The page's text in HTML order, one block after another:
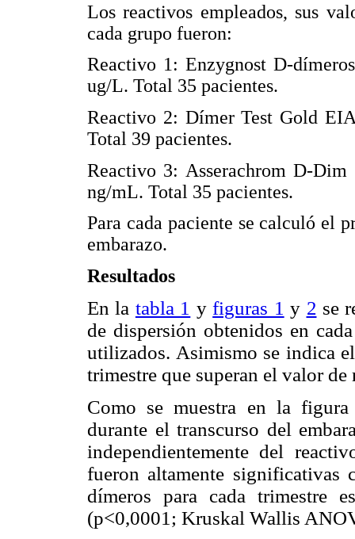
Los reactivos empleados, sus
cada grupo fueron:
Reactivo 1: Enzygnost D-
ug/L. Total 35 pacientes.
Reactivo 2: Dímer Test Gold
Total 39 pacientes.
Reactivo 3: Asserachrom D-
ng/mL. Total 35 pacientes.
Para cada paciente se calculó el
embarazo.
Resultados
En la tabla 1 yfiguras 1 y 2 se
de dispersión obtenidos en
utilizados. Asimismo se indica
trimestre que superan el valor
Como se muestra en la
durante el transcurso del
independientemente del
fueron altamente significativas
dímeros para cada trimestre
(p<0,0001; Kruskal Wallis